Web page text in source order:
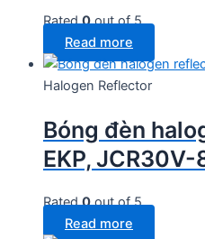
Rated0out of 5
Read more
Halogen Reflector
Bóng đèn
EKP,
Rated0out of 5
Read more